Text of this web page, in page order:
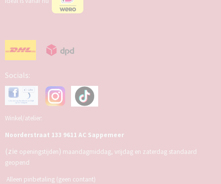
Socials:
Winkel/atelier:
Noorderstraat 133 9611 AC Sappemeer
(zie openingstijden) maandagmiddag, vrijdag en zaterdag standaard
geopend
Alleen pinbetaling (geen contant)